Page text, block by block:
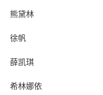
熊黛林
徐帆
薛凯琪
希林娜依